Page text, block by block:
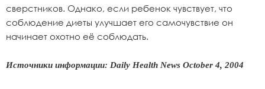
сверстников. Однако, если ребенок чувствует, что
соблюдение диеты улучшает его самочувствие он
начинает охотно её соблюдать.
Источники информации: Daily Health News October 4, 2004